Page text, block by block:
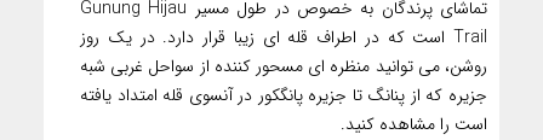
تماشای پرندگان به خصوص در طول مسیر Gunung Hijau
Trail است که در اطراف قله ای زیبا قرار دارد. در یک روز
روشن، می توانید منظره ای مسحور کننده از سواحل غربی شبه
جزیره که از پنانگ تا جزیره پانگکور در آنسوی قله امتداد یافته
است را مشاهده کنید.